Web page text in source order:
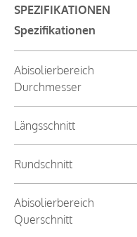
SPEZIFIKATIONEN
Spezifikationen
Abisolierbereich
Durchmesser
Längsschnitt
Rundschnitt
Abisolierbereich
Querschnitt